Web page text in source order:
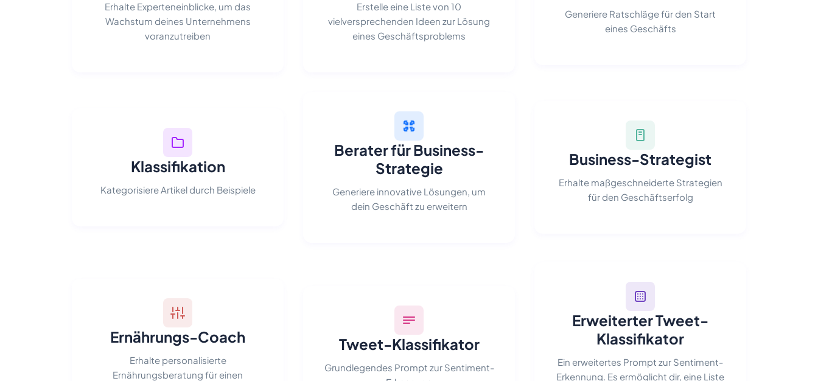
Generiere Ratschläge für den Start
eines Geschäfts
Erstelle eine Liste von 10
vielversprechenden Ideen zur Lösung
eines Geschäftsproblems
Erhalte Experteneinblicke, um das
Wachstum deines Unternehmens
voranzutreiben
Business-Strategist
Erhalte maßgeschneiderte Strategien
für den Geschäftserfolg
Berater für Business-
Strategie
Generiere innovative Lösungen, um
dein Geschäft zu erweitern
Klassifikation
Kategorisiere Artikel durch Beispiele
Erweiterter Tweet-
Klassifikator
Ein erweitertes Prompt zur Sentiment-
Erkennung. Es ermöglicht dir, eine Liste
Tweet-Klassifikator
Grundlegendes Prompt zur Sentiment-
Ernährungs-Coach
Erhalte personalisierte
Ernährungsberatung für einen